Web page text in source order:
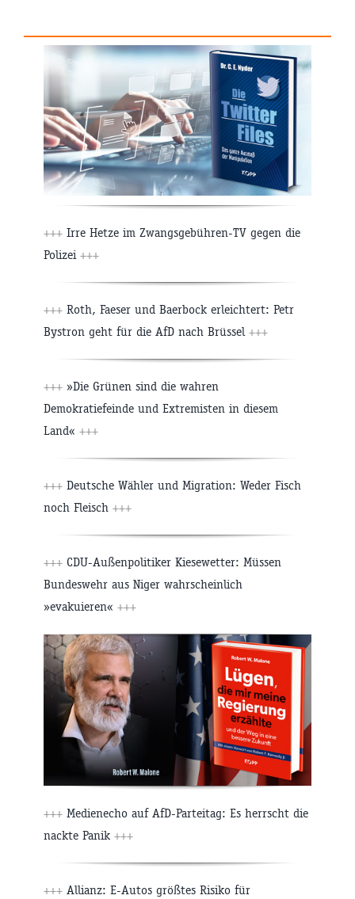
+++ Irre Hetze im Zwangsgebühren-TV gegen die
Polizei +++
+++ Roth, Faeser und Baerbock erleichtert: Petr
Bystron geht für die AfD nach Brüssel +++
+++ »Die Grünen sind die wahren
Demokratiefeinde und Extremisten in diesem
Land« +++
+++ Deutsche Wähler und Migration: Weder Fisch
noch Fleisch +++
+++ CDU-Außenpolitiker Kiesewetter: Müssen
Bundeswehr aus Niger wahrscheinlich
»evakuieren« +++
+++ Medienecho auf AfD-Parteitag: Es herrscht die
nackte Panik +++
+++ Allianz: E-Autos größtes Risiko für